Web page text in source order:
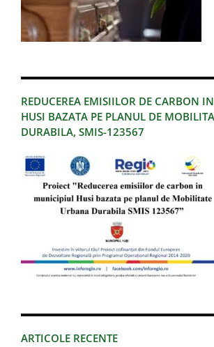
REDUCEREA EMISIILOR DE CARBON
HUSI BAZATA PE PLANUL DE
DURABILA, SMIS-123567
ARTICOLE RECENTE